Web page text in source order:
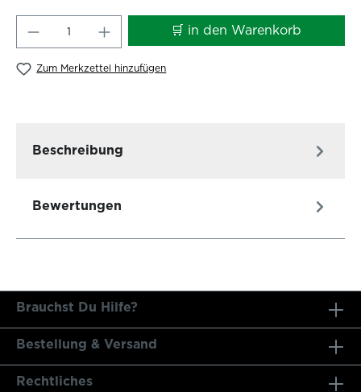
Produkt Anzahl: Gib den🛒 in den Warenkorb
Zum Merkzettel hinzufügen
Beschreibung
Bewertungen
Brauchst Du Hilfe?
Bestellung & Versand
Rechtliches